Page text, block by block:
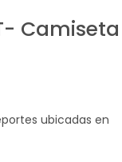
Camiseta
ubicadas en